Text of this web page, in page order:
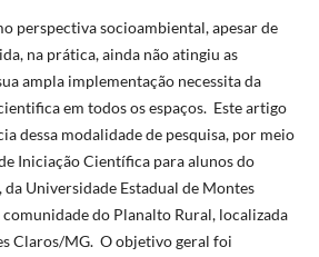
perspectiva socioambiental, apesar de
na prática, ainda não atingiu as
ampla implementação necessita da
em todos os espaços. Este artigo
dessa modalidade de pesquisa, por meio
Iniciação Científica para alunos do
da Universidade Estadual de Montes
do Planalto Rural, localizada
Claros/MG. O objetivo geral foi